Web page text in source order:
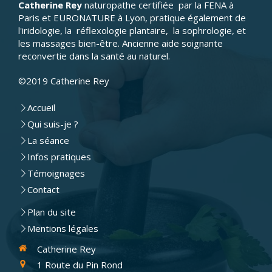
les bons réflexes au quotidien pour
régler mes problèmes. Un grand merci
à elle !
Catherine Rey naturopathe certifiée par la FENA à
Paris et EURONATURE à Lyon, pratique également de
l'iridologie, la réflexologie plantaire, la sophrologie, et
les massages bien-être. Ancienne aide soignante
reconvertie dans la santé au naturel.
©2019 Catherine Rey
Accueil
Qui suis-je ?
La séance
Infos pratiques
Témoignages
Contact
Plan du site
Mentions légales
Catherine Rey
1 Route du Pin Rond